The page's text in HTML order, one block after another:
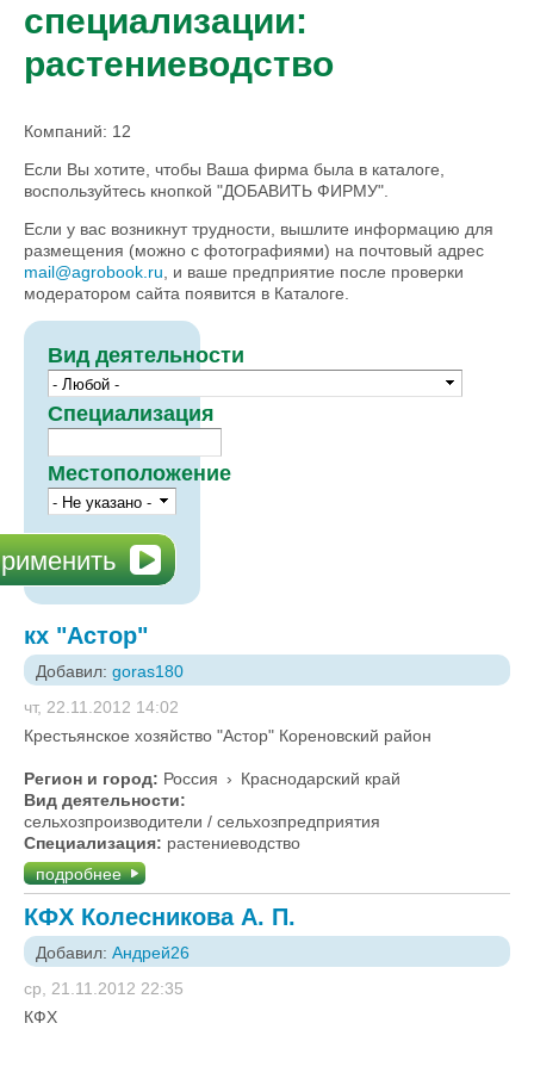
специализации:
растениеводство
Компаний: 12
Если Вы хотите, чтобы Ваша фирма была в каталоге,
воспользуйтесь кнопкой "ДОБАВИТЬ ФИРМУ".
Если у вас возникнут трудности, вышлите информацию для
размещения (можно с фотографиями) на почтовый адрес
mail@agrobook.ru , и ваше предприятие после проверки
модератором сайта появится в Каталоге.
Вид деятельности
Специализация
Местоположение
кх "Астор"
Добавил: goras180
чт, 22.11.2012 14:02
Крестьянское хозяйство "Астор" Кореновский район
Регион и город: Россия › Краснодарский край
Вид деятельности:
сельхозпроизводители / сельхозпредприятия
Специализация: растениеводство
подробнее
КФХ Колесникова А. П.
Добавил: Андрей26
ср, 21.11.2012 22:35
КФХ